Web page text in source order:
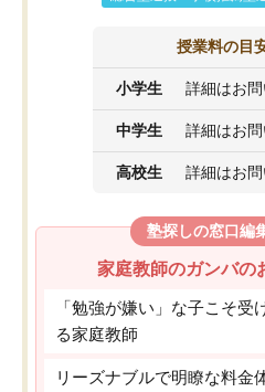
授業料の目
小学生 詳細はお
中学生 詳細はお
高校生 詳細はお
塾探しの窓口編
家庭教師のガンバの
「勉強が嫌い」な子こそ
る家庭教師
リーズナブルで明瞭な料金